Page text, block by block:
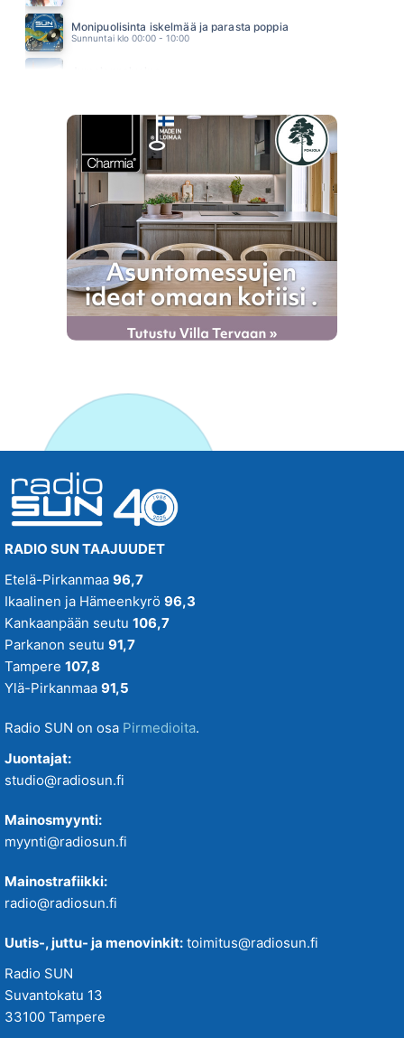
Monipuolisinta iskelmää ja parasta poppia
Sunnuntai klo 00:00 - 10:00
RADIO SUN TAAJUUDET
Etelä-Pirkanmaa 96,7
Ikaalinen ja Hämeenkyrö 96,3
Kankaanpään seutu 106,7
Parkanon seutu 91,7
Tampere 107,8
Ylä-Pirkanmaa 91,5
Radio SUN on osa Pirmedioita.
Juontajat:
studio@radiosun.fi
Mainosmyynti:
myynti@radiosun.fi
Mainostrafiikki:
radio@radiosun.fi
Uutis-, juttu- ja menovinkit: toimitus@radiosun.fi
Radio SUN
Suvantokatu 13
33100 Tampere